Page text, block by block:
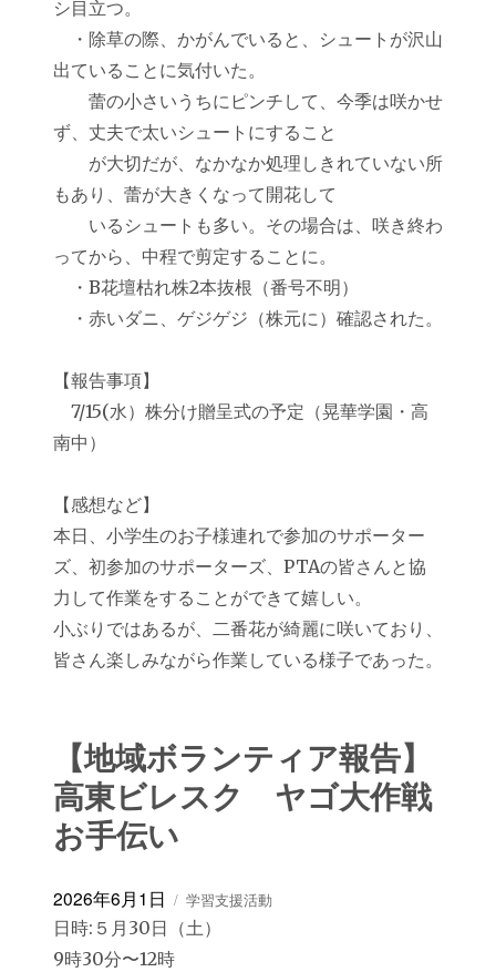
シ目立つ。
・除草の際、かがんでいると、シュートが沢山
出ていることに気付いた。
蕾の小さいうちにピンチして、今季は咲かせ
ず、丈夫で太いシュートにすること
が大切だが、なかなか処理しきれていない所
もあり、蕾が大きくなって開花して
いるシュートも多い。その場合は、咲き終わ
ってから、中程で剪定することに。
・B花壇枯れ株2本抜根（番号不明）
・赤いダニ、ゲジゲジ（株元に）確認された。
【報告事項】
7/15(水）株分け贈呈式の予定（晃華学園・高
南中）
【感想など】
本日、小学生のお子様連れで参加のサポーター
ズ、初参加のサポーターズ、PTAの皆さんと協
力して作業をすることができて嬉しい。
小ぶりではあるが、二番花が綺麗に咲いており、
皆さん楽しみながら作業している様子であった。
【地域ボランティア報告】
高東ビレスク ヤゴ大作戦
お手伝い
投
稿
日:
2026年6月1日
カ
テ
ゴ
学習支援活動
日時:５月30日（土）
9時30分〜12時